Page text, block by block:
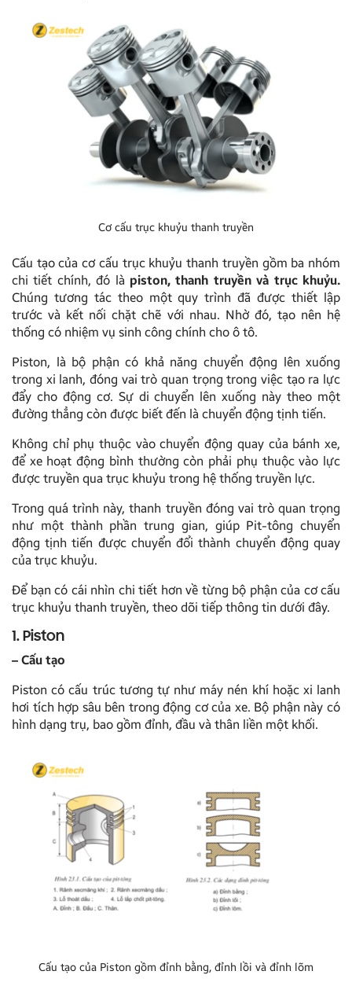
Cơ cấu trục khuỷu thanh truyền
Cấu tạo của cơ cấu trục khuỷu thanh truyền gồm ba nhóm
chi tiết chính, đó là piston, thanh truyền và trục khuỷu.
Chúng tương tác theo một quy trình đã được thiết lập
trước và kết nối chặt chẽ với nhau. Nhờ đó, tạo nên hệ
thống có nhiệm vụ sinh công chính cho ô tô.
Piston, là bộ phận có khả năng chuyển động lên xuống
trong xi lanh, đóng vai trò quan trọng trong việc tạo ra lực
đẩy cho động cơ. Sự di chuyển lên xuống này theo một
đường thẳng còn được biết đến là chuyển động tịnh tiến.
Không chỉ phụ thuộc vào chuyển động quay của bánh xe,
để xe hoạt động bình thường còn phải phụ thuộc vào lực
được truyền qua trục khuỷu trong hệ thống truyền lực.
Trong quá trình này, thanh truyền đóng vai trò quan trọng
như một thành phần trung gian, giúp Pit-tông chuyển
động tịnh tiến được chuyển đổi thành chuyển động quay
của trục khuỷu.
Để bạn có cái nhìn chi tiết hơn về từng bộ phận của cơ cấu
trục khuỷu thanh truyền, theo dõi tiếp thông tin dưới đây.
1. Piston
– Cấu tạo
Piston có cấu trúc tương tự như máy nén khí hoặc xi lanh
hơi tích hợp sâu bên trong động cơ của xe. Bộ phận này có
hình dạng trụ, bao gồm đỉnh, đầu và thân liền một khối.
Cấu tạo của Piston gồm đỉnh bằng, đỉnh lồi và đỉnh lõm